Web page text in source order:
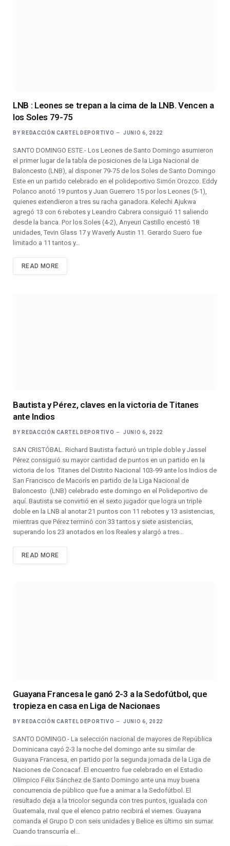
LNB : Leones se trepan a la cima de la LNB. Vencen a
los Soles 79-75
BY REDACCIÓN CARTEL DEPORTIVO JUNIO 6, 2022
SANTO DOMINGO ESTE.- Los Leones de Santo Domingo asumieron
el primer lugar de la tabla de posiciones de la Liga Nacional de
Baloncesto (LNB), al disponer 79-75 de los Soles de Santo Domingo
Este en un partido celebrado en el polideportivo Simón Orozco. Eddy
Polanco anotó 19 puntos y Juan Guerrero 15 por los Leones (5-1),
quienes extendieron a tres su racha ganadora. Kelechi Ajukwa
agregó 13 con 6 rebotes y Leandro Cabrera consiguió 11 saliendo
desde la banca. Por los Soles (4-2), Anyeuri Castillo encestó 18
unidades, Tevin Glass 17 y Waverly Austin 11. Gerardo Suero fue
limitado a 11 tantos y…
READ MORE
Bautista y Pérez, claves en la victoria de Titanes
ante Indios
BY REDACCIÓN CARTEL DEPORTIVO JUNIO 6, 2022
SAN CRISTÓBAL. Richard Bautista facturó un triple doble y Jassel
Pérez consiguió su mayor cantidad de puntos en un partido en la
victoria de los Titanes del Distrito Nacional 103-99 ante los Indios de
San Francisco de Macorís en partido de la Liga Nacional de
Baloncesto (LNB) celebrado este domingo en el Polideportivo de
aquí. Bautista se convirtió en el sexto jugador que logra un triple
doble en la LNB al anotar 21 puntos con 11 rebotes y 13 asistencias,
mientras que Pérez terminó con 33 tantos y siete asistencias,
superando los 23 anotados en los Reales y alargó a tres…
READ MORE
Guayana Francesa le ganó 2-3 a la Sedofútbol, que
tropieza en casa en Liga de Nacionaes
BY REDACCIÓN CARTEL DEPORTIVO JUNIO 6, 2022
SANTO DOMINGO.- La selección nacional de mayores de República
Dominicana cayó 2-3 la noche del domingo ante su similar de
Guayana Francesa, en partido por la segunda jornada de la Liga de
Naciones de Concacaf. El encuentro fue celebrado en el Estadio
Olímpico Félix Sánchez de Santo Domingo ante una muy buena
concurrencia de público que fue a animar a la Sedofútbol. El
resultado deja a la tricolor segunda con tres puntos, igualada con
Guatemala, rival que el elenco patrio recibirá el viernes. Guayana
comanda el Grupo D con seis unidades y Belice es último sin sumar.
Cuando transcurría el…